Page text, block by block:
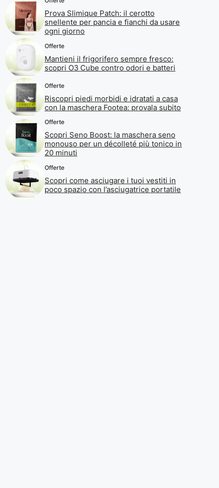
Prova Slimique Patch: il cerotto
snellente per pancia e fianchi da usare
ogni giorno
Offerte
Mantieni il frigorifero sempre fresco:
scopri O3 Cube contro odori e batteri
Offerte
Riscopri piedi morbidi e idratati a casa
con la maschera Footea: provala subito
Offerte
Scopri Seno Boost: la maschera seno
monouso per un décolleté più tonico in
20 minuti
Offerte
Scopri come asciugare i tuoi vestiti in
poco spazio con l’asciugatrice portatile